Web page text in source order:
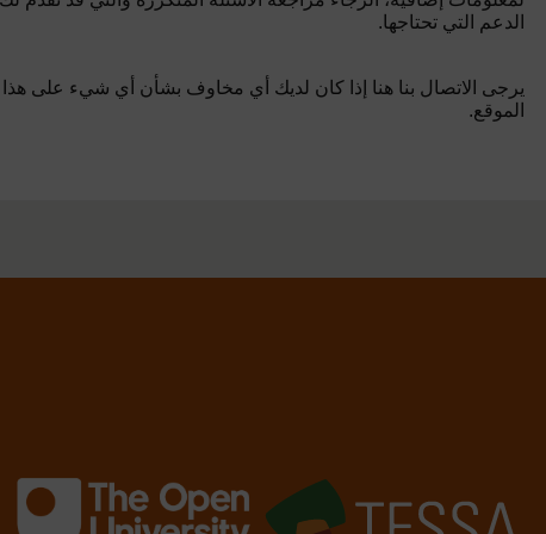
الدعم التي تحتاجها.
يرجى الاتصال بنا هنا إذا كان لديك أي مخاوف بشأن أي شيء على هذا
الموقع.